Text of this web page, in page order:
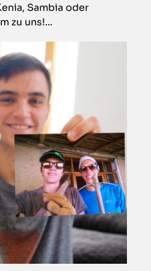
Sambia oder
zu uns!...